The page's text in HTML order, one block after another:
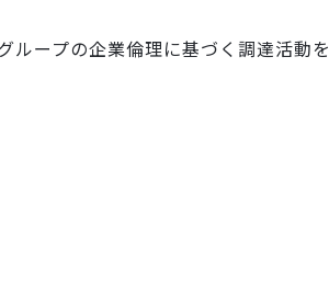
ループの企業倫理に基づく調達活動を